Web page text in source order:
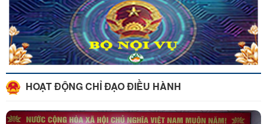
HOẠT ĐỘNG CHỈ ĐẠO ĐIỀU HÀNH